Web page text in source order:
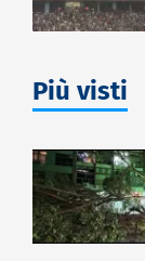
Più visti